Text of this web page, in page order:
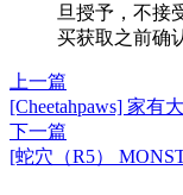
旦授予，不接
买获取之前确
上一篇
[Cheetahpaws] 家有
下一篇
[蛇穴（R5）